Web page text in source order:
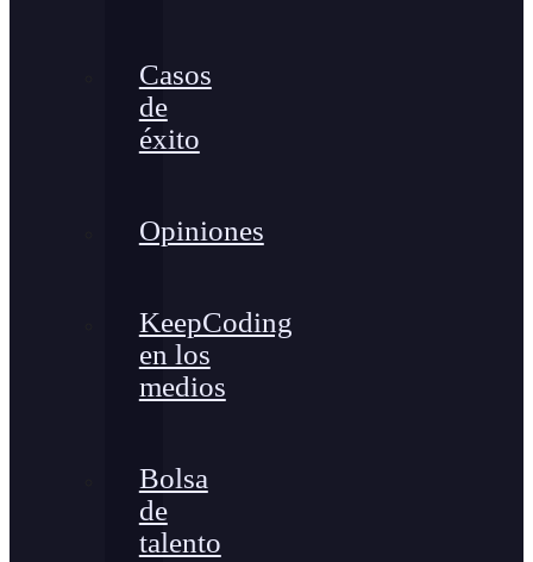
Casos
de
éxito
Opiniones
KeepCoding
en los
medios
Bolsa
de
talento